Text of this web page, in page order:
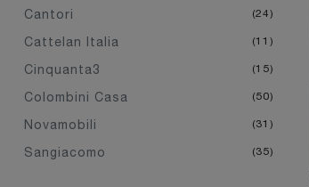
Cantori 24
Cattelan Italia 11
Cinquanta3 15
Colombini Casa 50
Novamobili 31
Sangiacomo 35